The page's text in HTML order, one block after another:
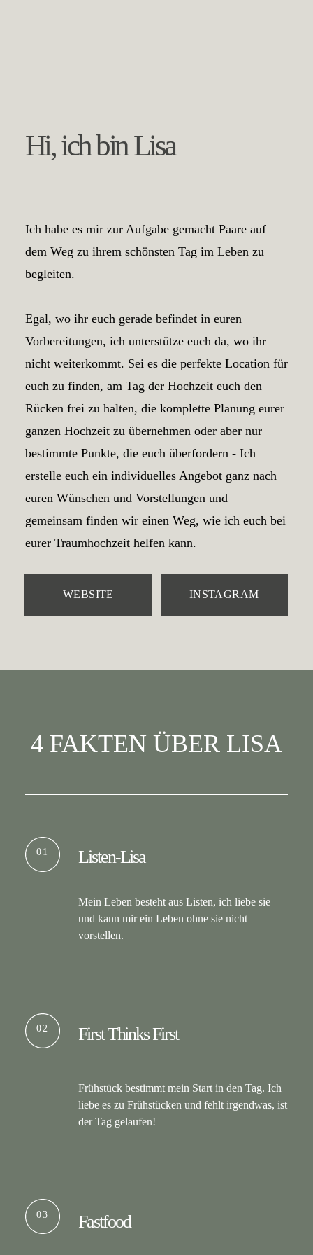
Hi, ich bin Lisa
Ich habe es mir zur Aufgabe gemacht Paare auf
dem Weg zu ihrem schönsten Tag im Leben zu
begleiten.
Egal, wo ihr euch gerade befindet in euren
Vorbereitungen, ich unterstütze euch da, wo ihr
nicht weiterkommt. Sei es die perfekte Location für
euch zu finden, am Tag der Hochzeit euch den
Rücken frei zu halten, die komplette Planung eurer
ganzen Hochzeit zu übernehmen oder aber nur
bestimmte Punkte, die euch überfordern - Ich
erstelle euch ein individuelles Angebot ganz nach
euren Wünschen und Vorstellungen und
gemeinsam finden wir einen Weg, wie ich euch bei
eurer Traumhochzeit helfen kann.
WEBSITE INSTAGRAM
4 FAKTEN ÜBER LISA
03
01
Fastfood
Listen-Lisa
Mein Leben besteht aus Listen, ich liebe sie
und kann mir ein Leben ohne sie nicht
vorstellen.
First Thinks First
02
Frühstück bestimmt mein Start in den Tag. Ich
liebe es zu Frühstücken und fehlt irgendwas, ist
der Tag gelaufen!